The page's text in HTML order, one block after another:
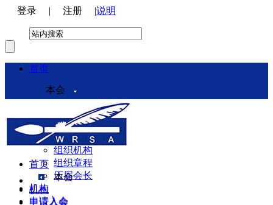
登录 | 注册 |说明
首页
本会
本会介绍
领导机构
理事会
组织机构
组织章程
历届会长
机构
申请入会
首页
本会
机构
申请入会